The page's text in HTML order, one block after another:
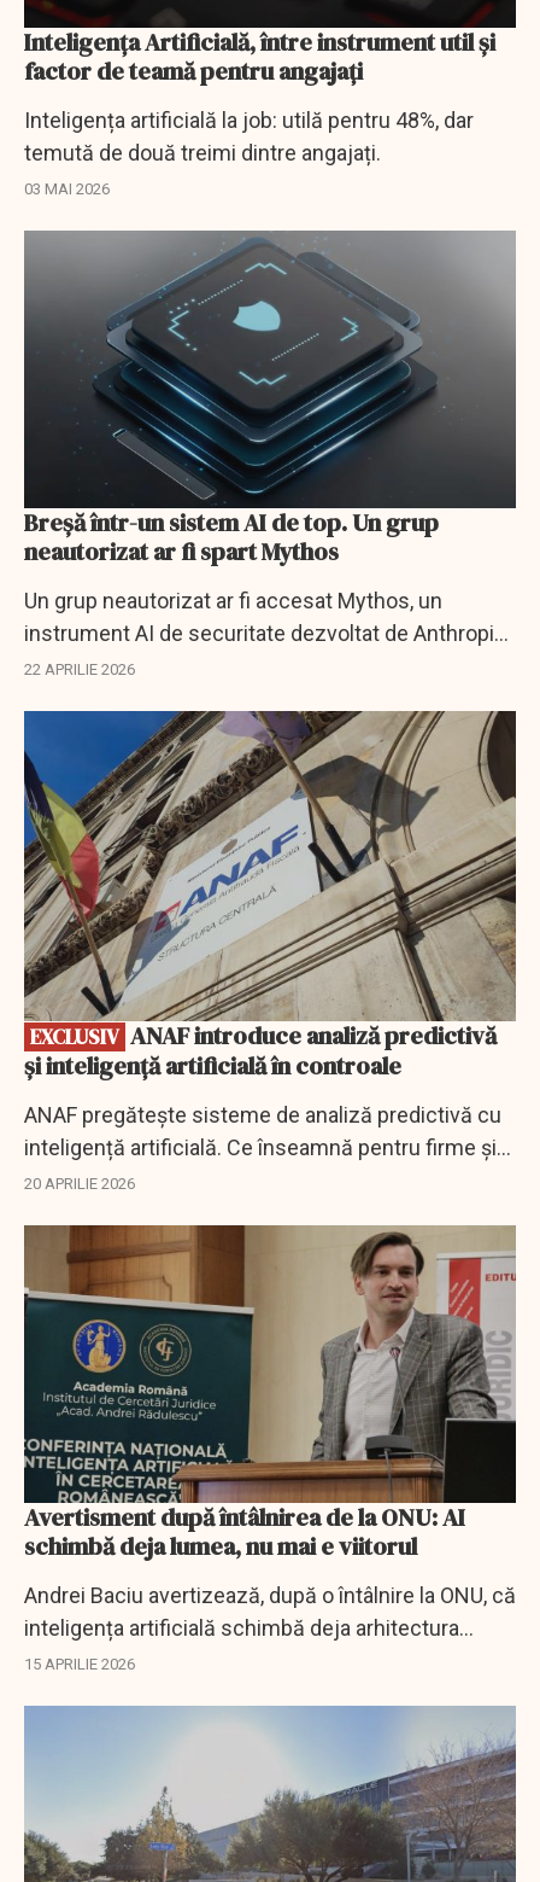
Inteligenţa Artificială, între instrument util şi
factor de teamă pentru angajaţi
Inteligența artificială la job: utilă pentru 48%, dar
temută de două treimi dintre angajați.
03 MAI 2026
Breșă într-un sistem AI de top. Un grup
neautorizat ar fi spart Mythos
Un grup neautorizat ar fi accesat Mythos, un
instrument AI de securitate dezvoltat de Anthropic.
Compania investighează incidentul.
22 APRILIE 2026
EXCLUSIV
și inteligență artificială în controale
ANAF pregătește sisteme de analiză predictivă cu
inteligență artificială. Ce înseamnă pentru firme și
cum se schimbă controalele fiscale în 2026.
20 APRILIE 2026
Avertisment după întâlnirea de la ONU: AI
schimbă deja lumea, nu mai e viitorul
Andrei Baciu avertizează, după o întâlnire la ONU, că
inteligența artificială schimbă deja arhitectura
puterii globale și cere acțiuni rapide în România.
15 APRILIE 2026